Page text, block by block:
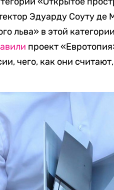
Эдуарду Соуту
льва» в этой
проект
чего, как они